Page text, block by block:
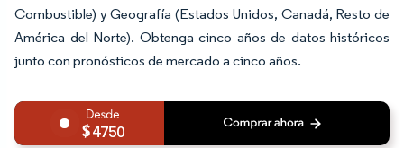
Combustible) y Geografía (Estados Unidos, Canadá, Resto de
América del Norte). Obtenga cinco años de datos históricos
junto con pronósticos de mercado a cinco años.
4750